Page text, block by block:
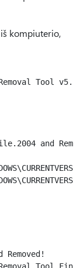
kompiuterio,
Tool
and